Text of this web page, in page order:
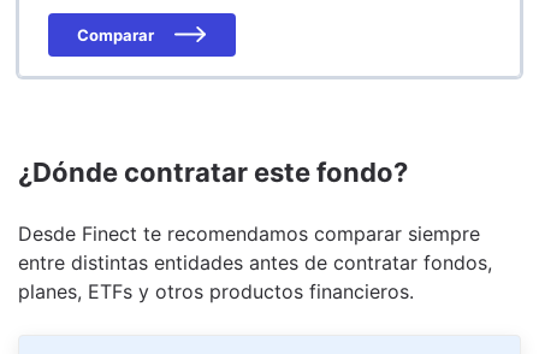
Comparar
¿Dónde contratar este fondo?
Desde Finect te recomendamos comparar siempre
entre distintas entidades antes de contratar fondos,
planes, ETFs y otros productos financieros.